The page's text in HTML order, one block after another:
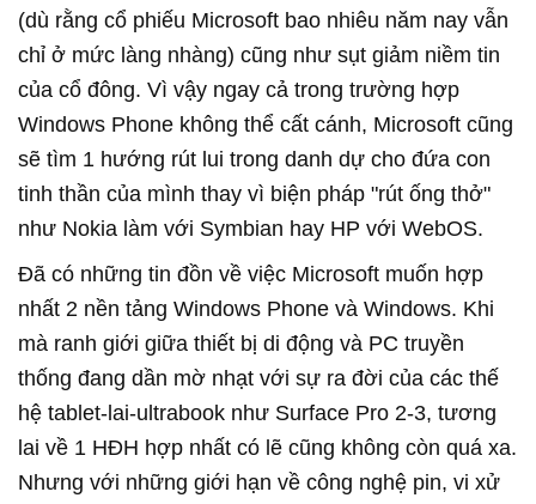
(dù rằng cổ phiếu Microsoft bao nhiêu năm nay vẫn
chỉ ở mức làng nhàng) cũng như sụt giảm niềm tin
của cổ đông. Vì vậy ngay cả trong trường hợp
Windows Phone không thể cất cánh, Microsoft cũng
sẽ tìm 1 hướng rút lui trong danh dự cho đứa con
tinh thần của mình thay vì biện pháp "rút ống thở"
như Nokia làm với Symbian hay HP với WebOS.
Đã có những tin đồn về việc Microsoft muốn hợp
nhất 2 nền tảng Windows Phone và Windows. Khi
mà ranh giới giữa thiết bị di động và PC truyền
thống đang dần mờ nhạt với sự ra đời của các thế
hệ tablet-lai-ultrabook như Surface Pro 2-3, tương
lai về 1 HĐH hợp nhất có lẽ cũng không còn quá xa.
Nhưng với những giới hạn về công nghệ pin, vi xử